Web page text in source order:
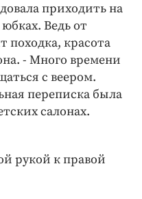
приходить на
Ведь от
походка, красота
- Много времени
с веером.
переписка была
салонах.
рукой к правой